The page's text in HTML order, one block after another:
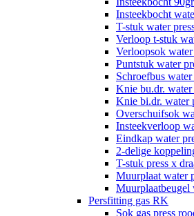
Insteekbocht
T-stuk water
Verloop t-stuk
Verloopsok
Puntstuk water
Schroefbus
Knie bu.dr. water
Knie bi.dr. water
Overschuifsok
Insteekverloop
Eindkap water
2-delige
T-stuk press x
Muurplaat water
Muurplaatbeugel
Persfitting gas RK
Sok gas press